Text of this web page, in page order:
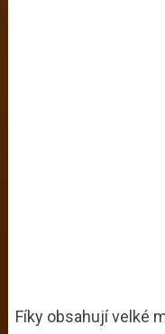
Fíky obsahují velké